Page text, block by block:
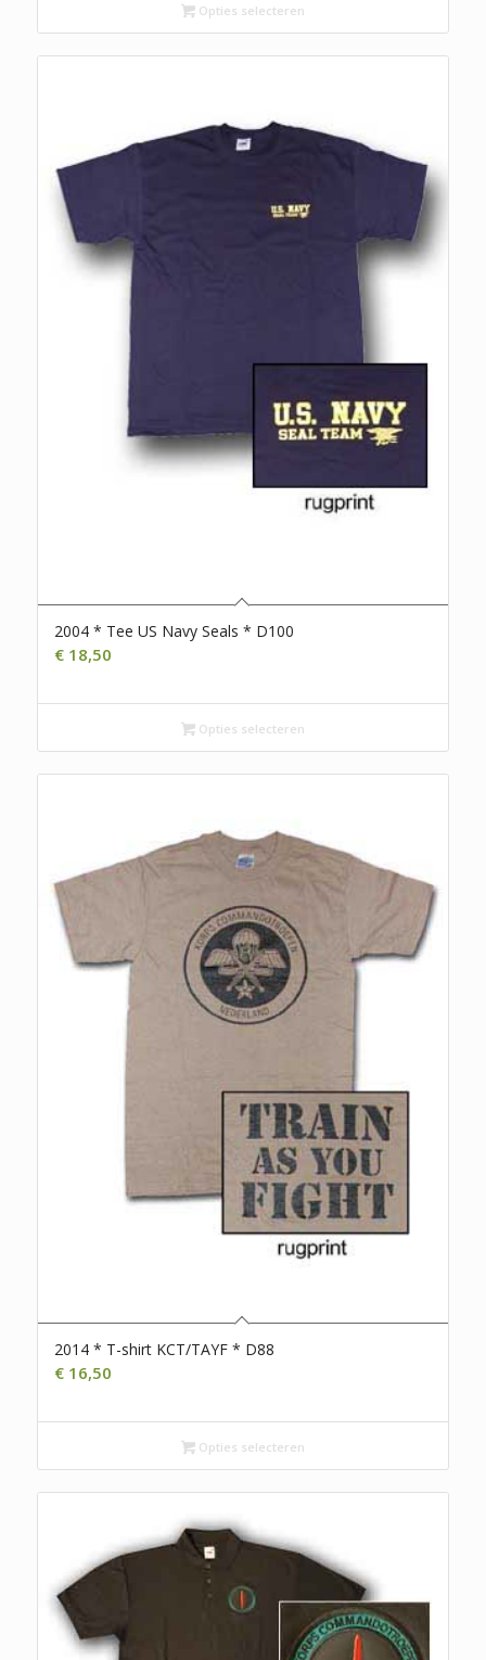
€ 12,50.
Opties selecteren
2004 * Tee US Navy Seals * D100
€18,50
Opties selecteren
2014 * T-shirt KCT/TAYF * D88
€16,50
Opties selecteren